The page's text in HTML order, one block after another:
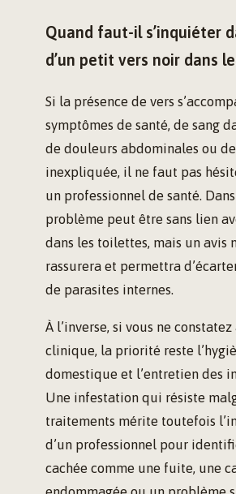
Quand faut-il s’inquiéter
d’un petit vers noir dans
Si la présence de vers
symptômes de santé, de sang
de douleurs abdominales ou
inexpliquée, il ne faut pas
un professionnel de santé.
problème peut être sans lien
dans les toilettes, mais un avis
rassurera et permettra
de parasites internes.
À l’inverse, si vous ne
clinique, la priorité reste
domestique et l’entretien des
Une infestation qui résiste
traitements mérite toutefois
d’un professionnel pour
cachée comme une fuite, une